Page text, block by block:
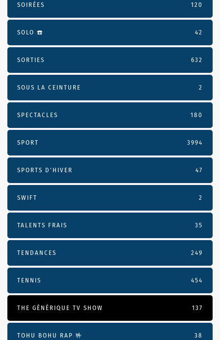
SOIRÉES 120
SOLO ☎️ 42
SORTIES 632
SOUS LA CEINTURE 2
SPECTACLES 180
SPORT 3994
SPORTS D'HIVER 47
SWIFT 2
TALENTS FRAIS 35
TENDANCES 249
TENNIS 454
THE GÉNÉRIQUE TV SHOW 137
TOHU BOHU RAP 🤟 38